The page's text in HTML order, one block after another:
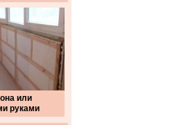
или
руками